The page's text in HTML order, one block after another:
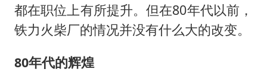
都在职位上有所提升。但在80年代以前，
铁力火柴厂的情况并没有什么大的改变。
80年代的辉煌